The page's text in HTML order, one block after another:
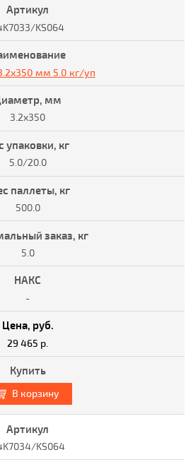
KS064
мм 5.0 кг/уп
3.2x350
5.0/20.0
500.0
5.0
-
29 465 р.
В корзину
KS064